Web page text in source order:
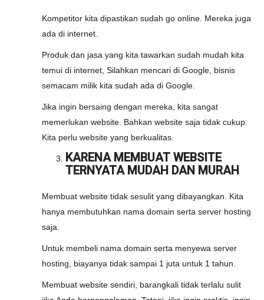
Kompetitor kita dipastikan sudah go online. Mereka juga
ada di internet.
Produk dan jasa yang kita tawarkan sudah mudah kita
temui di internet, Silahkan mencari di Google, bisnis
semacam milik kita sudah ada di Google.
Jika ingin bersaing dengan mereka, kita sangat
memerlukan website. Bahkan website saja tidak cukup.
Kita perlu website yang berkualitas.
KARENA MEMBUAT WEBSITE
TERNYATA MUDAH DAN MURAH
Membuat website tidak sesulit yang dibayangkan. Kita
hanya membutuhkan nama domain serta server hosting
saja.
Untuk membeli nama domain serta menyewa server
hosting, biayanya tidak sampai 1 juta untuk 1 tahun.
Membuat website sendiri, barangkali tidak terlalu sulit